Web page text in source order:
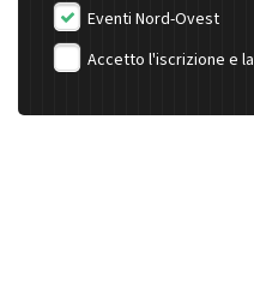
Eventi Nord-Ovest
Accetto l'iscrizione e la